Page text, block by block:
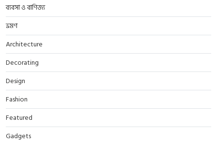
ব্যবসা ও বাণিজ্য
ভ্রমণ
Architecture
Decorating
Design
Fashion
Featured
Gadgets